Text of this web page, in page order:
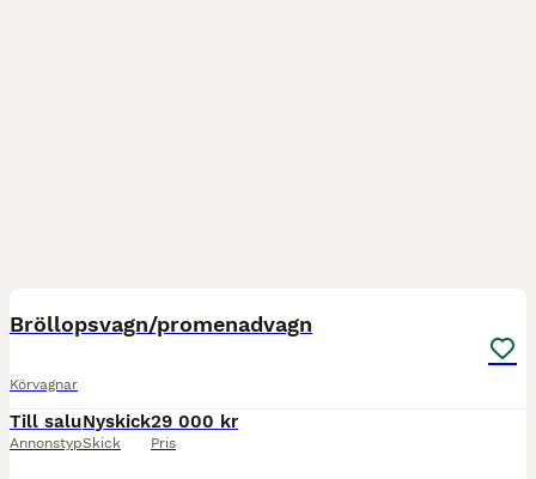
Bröllopsvagn/promenadvagn
Körvagnar
Till salu
Annonstyp
Nyskick
Skick
29 000 kr
Pris